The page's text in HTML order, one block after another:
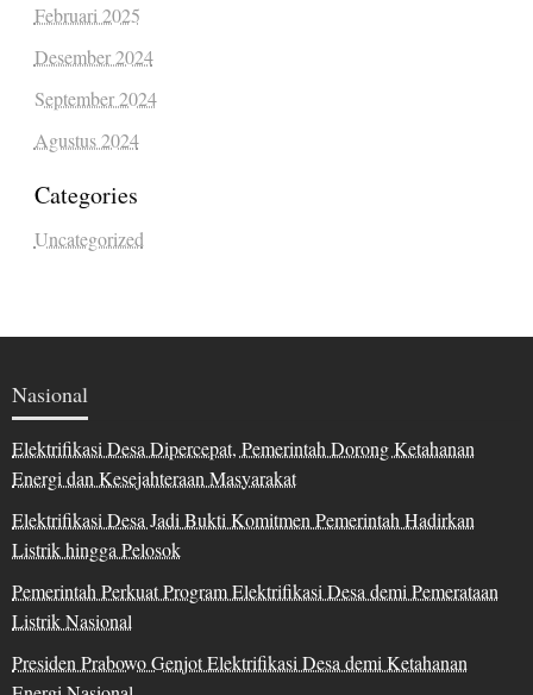
Februari 2025
Desember 2024
September 2024
Agustus 2024
Categories
Uncategorized
Nasional
Elektrifikasi Desa Dipercepat, Pemerintah Dorong Ketahanan
Energi dan Kesejahteraan Masyarakat
Elektrifikasi Desa Jadi Bukti Komitmen Pemerintah Hadirkan
Listrik hingga Pelosok
Pemerintah Perkuat Program Elektrifikasi Desa demi Pemerataan
Listrik Nasional
Presiden Prabowo Genjot Elektrifikasi Desa demi Ketahanan